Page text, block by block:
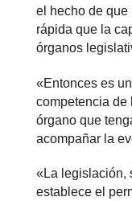
el hecho de
rápida que la
órganos
«Entonces es
competencia de
órgano que
acompañar la
«La legislación,
establece el